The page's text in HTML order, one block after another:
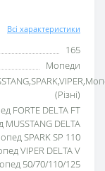
Всі характеристики
165
Мопеди
(Різні)
FORTE DELTA FT
DELTA
SPARK SP 110
VIPER DELTA V
50/70/110/125